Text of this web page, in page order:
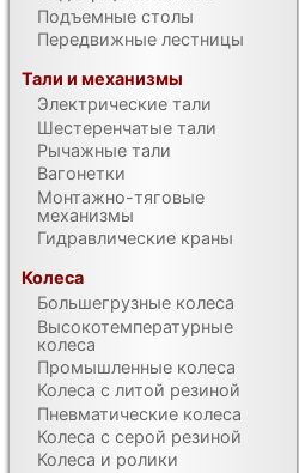
Подъемные столы
Передвижные лестницы
Тали и механизмы
Электрические тали
Шестеренчатые тали
Рычажные тали
Вагонетки
Монтажно-тяговые
механизмы
Гидравлические краны
Колеса
Большегрузные колеса
Высокотемпературные
колеса
Промышленные колеса
Колеса с литой резиной
Пневматические колеса
Колеса с серой резиной
Колеса и ролики